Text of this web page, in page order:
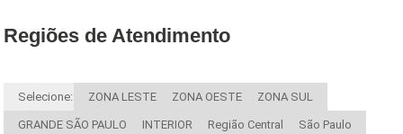
Regiões de Atendimento
Selecione: ZONA LESTE ZONA OESTE ZONA SUL
GRANDE SÃO PAULO INTERIOR Região Central São Paulo